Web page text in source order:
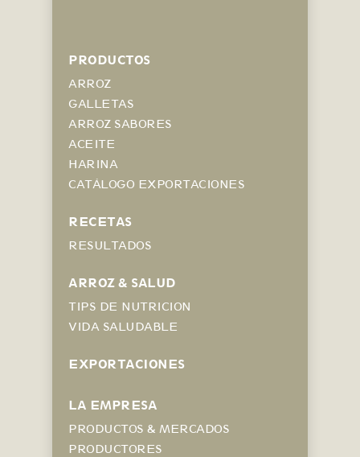
PRODUCTOS
ARROZ
GALLETAS
ARROZ SABORES
ACEITE
HARINA
CATÁLOGO EXPORTACIONES
RECETAS
RESULTADOS
ARROZ & SALUD
TIPS DE NUTRICION
VIDA SALUDABLE
EXPORTACIONES
LA EMPRESA
PRODUCTOS & MERCADOS
PRODUCTORES